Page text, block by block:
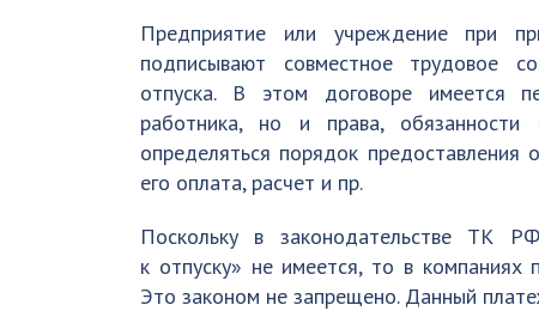
Предприятие или учреждение при
подписывают совместное трудовое
отпуска. В этом договоре имеется
работника, но и права,
определяться порядок предоставления
его оплата, расчет и пр.
Поскольку в законодательстве ТК
к отпуску» не имеется, то в компаниях
Это законом не запрещено. Данный